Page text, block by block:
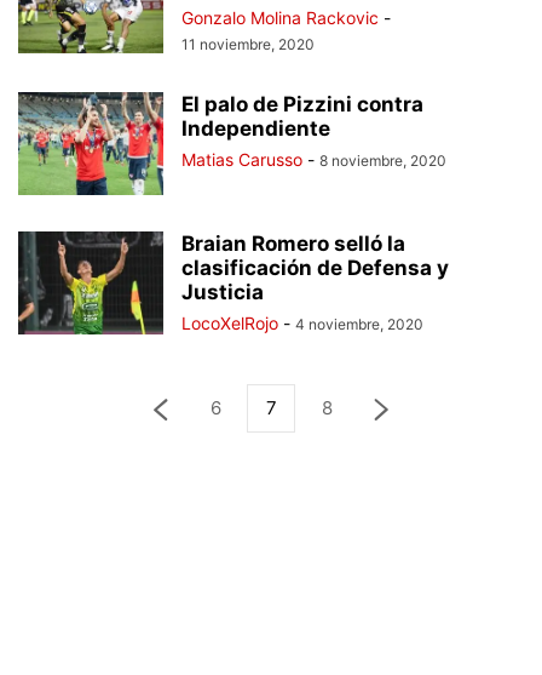
Gonzalo Molina Rackovic -
11 noviembre, 2020
El palo de Pizzini contra
Independiente
Matias Carusso - 8 noviembre, 2020
Braian Romero selló la
clasificación de Defensa y
Justicia
LocoXelRojo - 4 noviembre, 2020
6 7 8